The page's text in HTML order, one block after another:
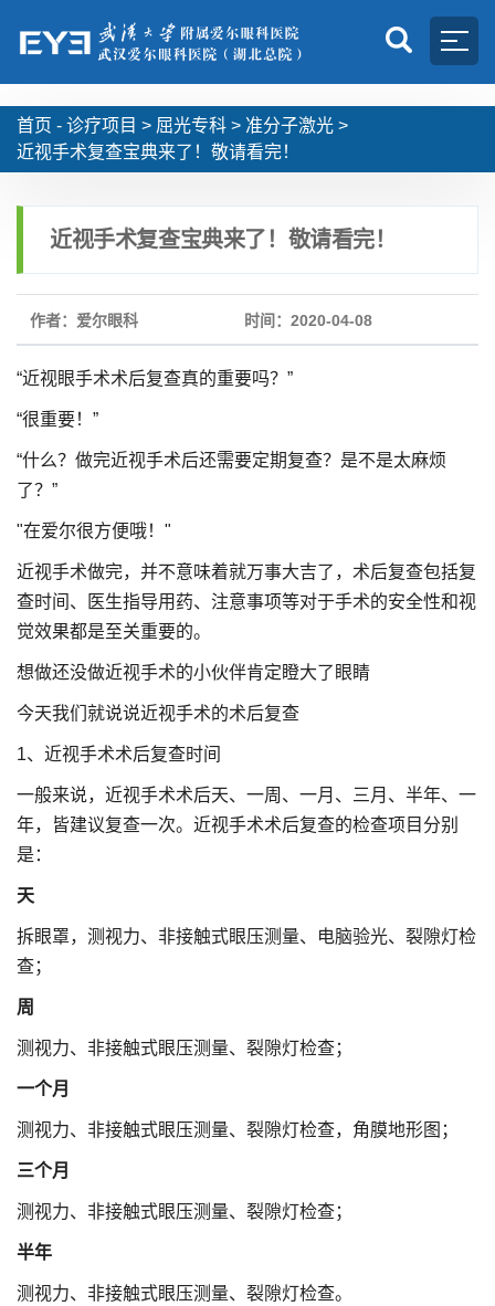
首页 - 诊疗项目 > 屈光专科 > 准分子激光 >
近视手术复查宝典来了！敬请看完！
近视手术复查宝典来了！敬请看完！
作者：爱尔眼科 时间：2020-04-08
“近视眼手术术后复查真的重要吗？”
“很重要！”
“什么？做完近视手术后还需要定期复查？是不是太麻烦
了？”
"在爱尔很方便哦！"
近视手术做完，并不意味着就万事大吉了，术后复查包括复
查时间、医生指导用药、注意事项等对于手术的安全性和视
觉效果都是至关重要的。
想做还没做近视手术的小伙伴肯定瞪大了眼睛
今天我们就说说近视手术的术后复查
1、近视手术术后复查时间
一般来说，近视手术术后天、一周、一月、三月、半年、一
年，皆建议复查一次。近视手术术后复查的检查项目分别
是：
天
拆眼罩，测视力、非接触式眼压测量、电脑验光、裂隙灯检
查；
周
测视力、非接触式眼压测量、裂隙灯检查；
一个月
测视力、非接触式眼压测量、裂隙灯检查，角膜地形图；
三个月
测视力、非接触式眼压测量、裂隙灯检查；
半年
测视力、非接触式眼压测量、裂隙灯检查。